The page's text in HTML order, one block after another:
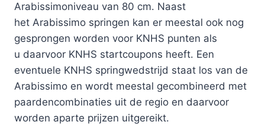
Arabissimoniveau van 80 cm. Naast
het Arabissimo springen kan er meestal ook nog
gesprongen worden voor KNHS punten als
u daarvoor KNHS startcoupons heeft. Een
eventuele KNHS springwedstrijd staat los van de
Arabissimo en wordt meestal gecombineerd met
paardencombinaties uit de regio en daarvoor
worden aparte prijzen uitgereikt.